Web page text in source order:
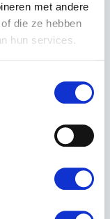
met andere
die ze hebben
hun services.